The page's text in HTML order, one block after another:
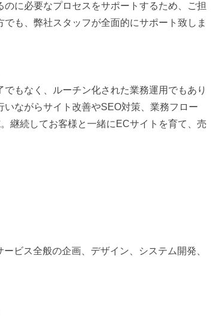
に必要なプロセスをサポートするため、ご担
も、弊社スタッフが全面的にサポート致しま
もなく、ルーチン化された業務運用でもあり
ながらサイト改善やSEO対策、業務フロー
継続してお客様と一緒にECサイトを育て、売
ビス全般の企画、デザイン、システム開発、